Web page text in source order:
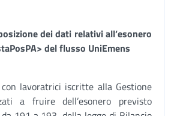
dei dati relativi all’esonero
del flusso UniEmens
lavoratrici iscritte alla Gestione
a fruire dell’esonero previsto